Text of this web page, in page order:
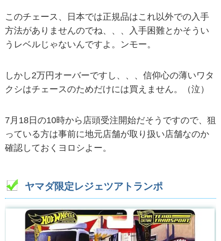
このチェース、日本では正規品はこれ以外での入手
方法がありませんのでね、、、入手困難とかそうい
うレベルじゃないんですよ。ンモー。
しかし2万円オーバーですし、、、信仰心の薄いワタ
クシはチェースのためだけには買えません。（泣）
7月18日の10時から店頭受注開始だそうですので、狙
っている方は事前に地元店舗が取り扱い店舗なのか
確認しておくヨロシよー。
ヤマダ限定レジェツアトランポ